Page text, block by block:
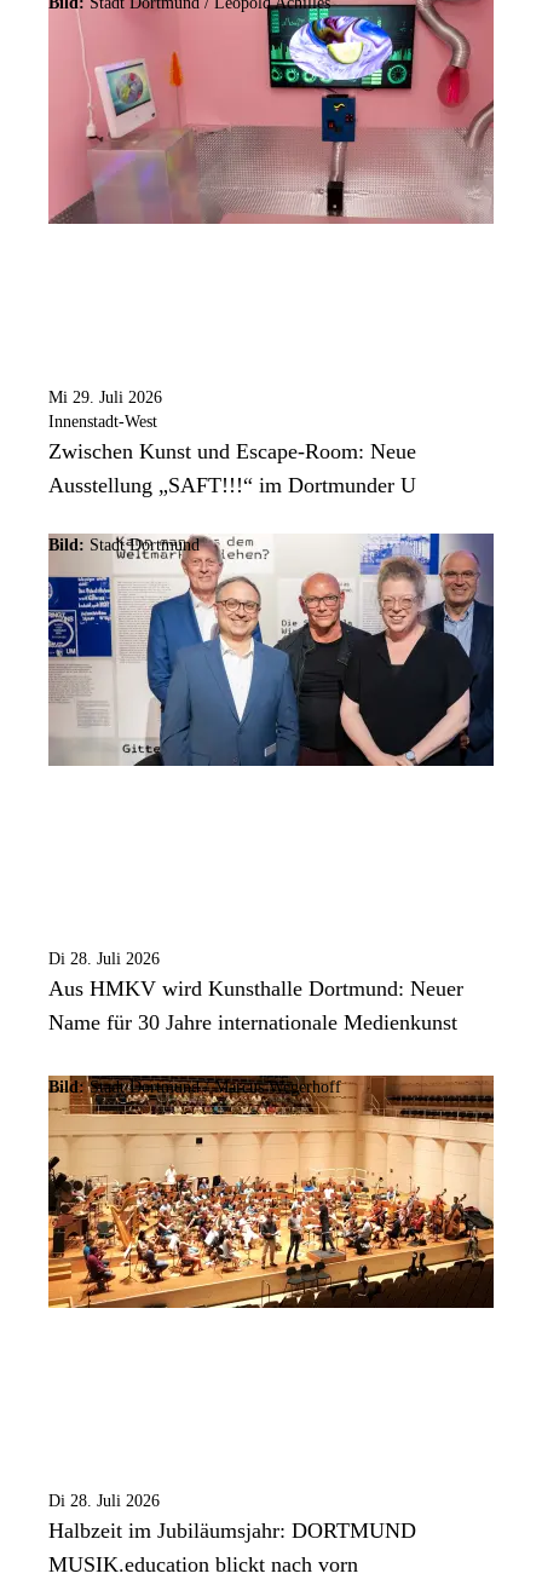
Mi 29. Juli 2026
Innenstadt-West
Zwischen Kunst und Escape-Room: Neue
Ausstellung „SAFT!!!“ im Dortmunder U
Bild: Stadt Dortmund
Di 28. Juli 2026
Aus HMKV wird Kunsthalle Dortmund: Neuer
Name für 30 Jahre internationale Medienkunst
Bild: Stadt Dortmund / Marcus Wegerhoff
Di 28. Juli 2026
Halbzeit im Jubiläumsjahr: DORTMUND
MUSIK.education blickt nach vorn